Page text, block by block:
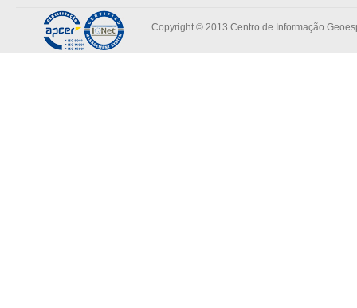
Copyright © 2013 Centro de Informação